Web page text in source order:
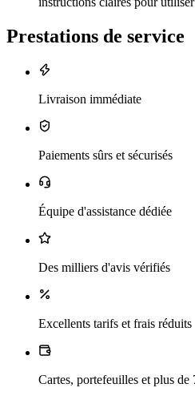
Prestations de service
Livraison immédiate
Paiements sûrs et sécurisés
Équipe d'assistance dédiée
Des milliers d'avis vérifiés
Excellents tarifs et frais réduits
Cartes, portefeuilles et plus de